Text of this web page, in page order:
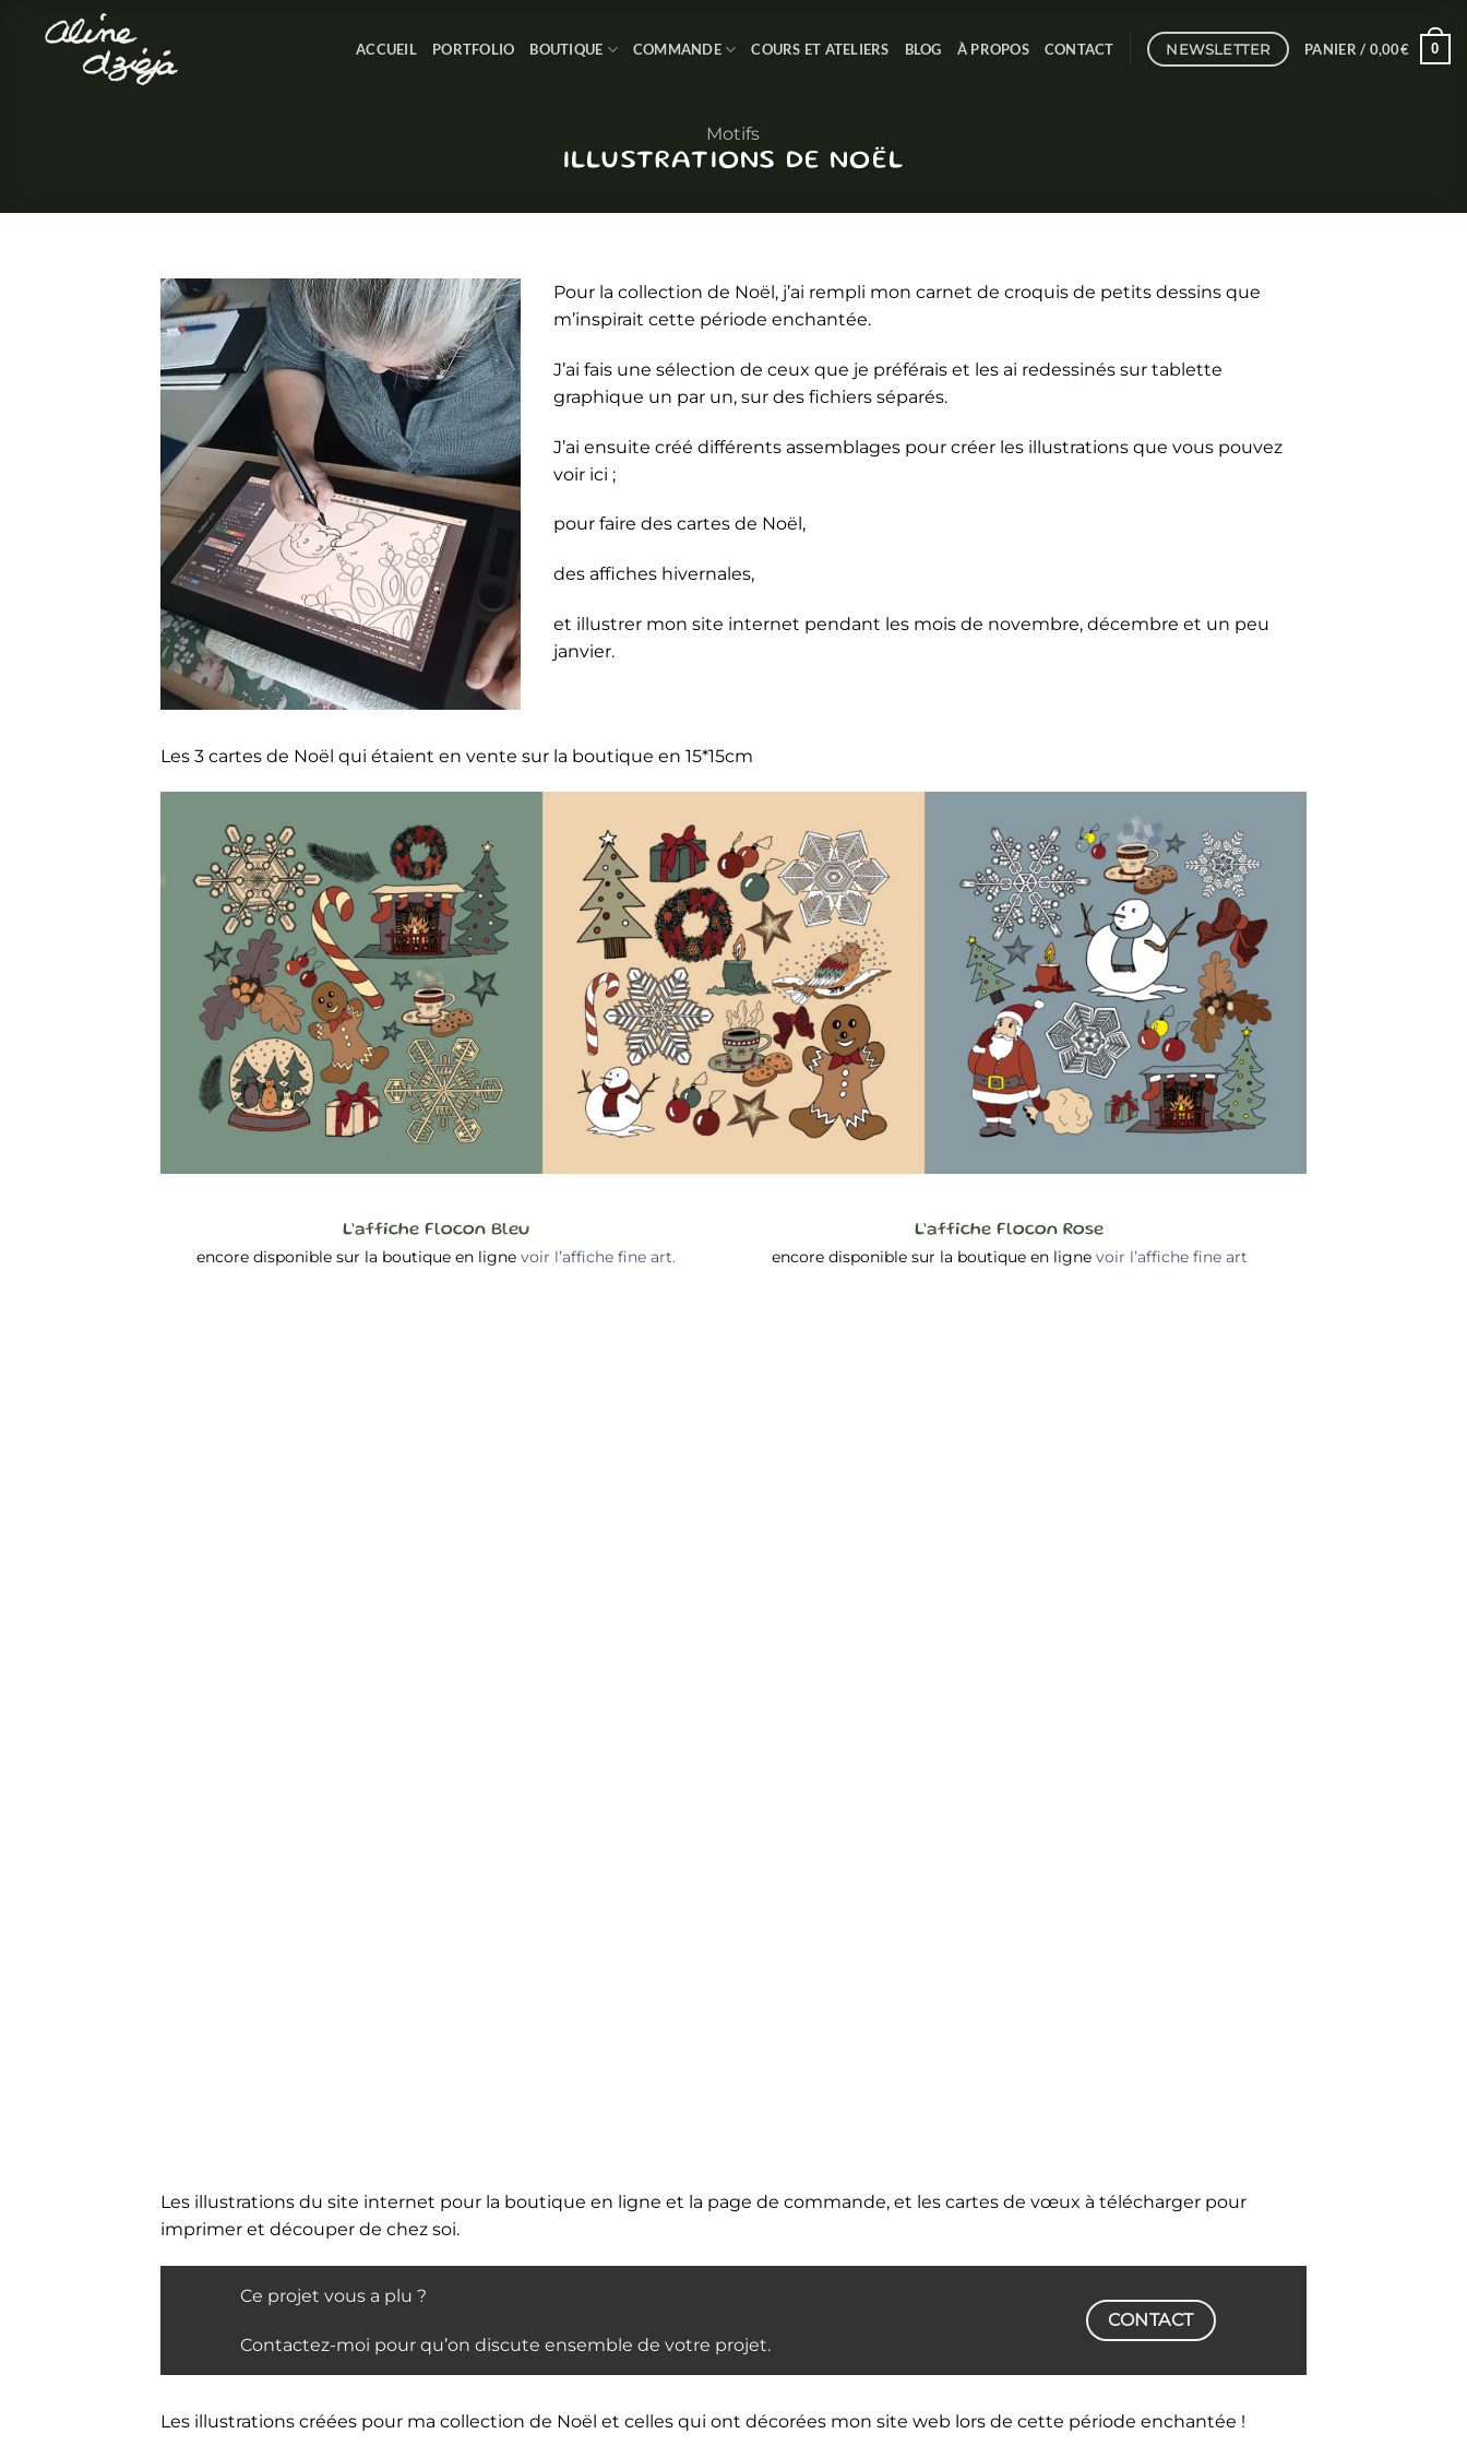
ACCUEIL PORTFOLIO BOUTIQUE COMMANDE COURS ET ATELIERS BLOG À PROPOS CONTACT NEWSLETTER PANIER / 0,00€ 0
Motifs
ILLUSTRATIONS DE NOËL
Pour la collection de Noël, j’ai rempli mon carnet de croquis de petits dessins que
m’inspirait cette période enchantée.
J’ai fais une sélection de ceux que je préférais et les ai redessinés sur tablette
graphique un par un, sur des fichiers séparés.
J’ai ensuite créé différents assemblages pour créer les illustrations que vous pouvez
voir ici ;
pour faire des cartes de Noël,
des affiches hivernales,
et illustrer mon site internet pendant les mois de novembre, décembre et un peu
janvier.
Les 3 cartes de Noël qui étaient en vente sur la boutique en 15*15cm
L’affiche Flocon Bleu
encore disponible sur la boutique en ligne voir l’affiche fine art.
L’affiche Flocon Rose
encore disponible sur la boutique en ligne voir l’affiche fine art
Les illustrations du site internet pour la boutique en ligne et la page de commande, et les cartes de vœux à télécharger pour
imprimer et découper de chez soi.
Ce projet vous a plu ?
Contactez-moi pour qu’on discute ensemble de votre projet.
CONTACT
Les illustrations créées pour ma collection de Noël et celles qui ont décorées mon site web lors de cette période enchantée !